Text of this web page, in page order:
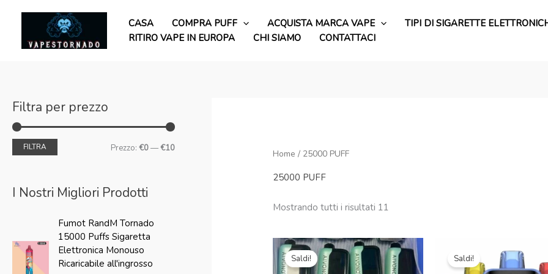
CASA COMPRA PUFF ACQUISTA MARCA VAPE
TIPI DI SIGARETTE
RITIRO VAPE IN EUROPA
CHI SIAMO CONTATTACI
Filtra per prezzo
r
m
r
m
FILTRA Prezzo: €0—€10
I Nostri Migliori Prodotti
Fumot RandM Tornado
15000 Puffs Sigaretta
Elettronica Monouso
Ricaricabile all'ingrosso
I
l
p
r
l
r
Home / 25000 PUFF
25000 PUFF
Mostrando tutti i risultati 11
Saldi!
Il
prezzo
originale
Il
prezzo
attuale
Saldi!prezzo
originale
prezzo
attuale